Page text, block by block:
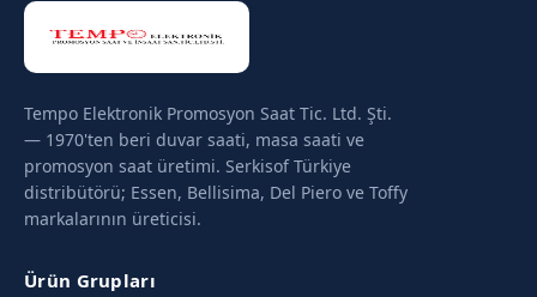
Tempo Elektronik Promosyon Saat Tic. Ltd. Şti.
— 1970'ten beri duvar saati, masa saati ve
promosyon saat üretimi. Serkisof Türkiye
distribütörü; Essen, Bellisima, Del Piero ve Toffy
markalarının üreticisi.
Ürün Grupları